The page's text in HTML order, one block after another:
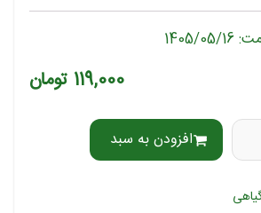
16
119,000 تومان
افزودن به سبد